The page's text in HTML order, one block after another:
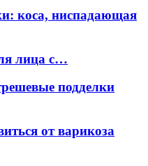
коса, ниспадающая
лица с…
подделки
от варикоза